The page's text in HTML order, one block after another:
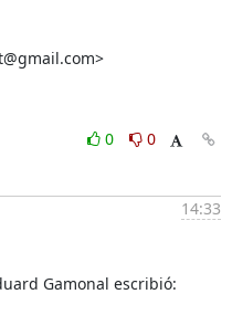
0
0
14:33
Gamonal escribió: